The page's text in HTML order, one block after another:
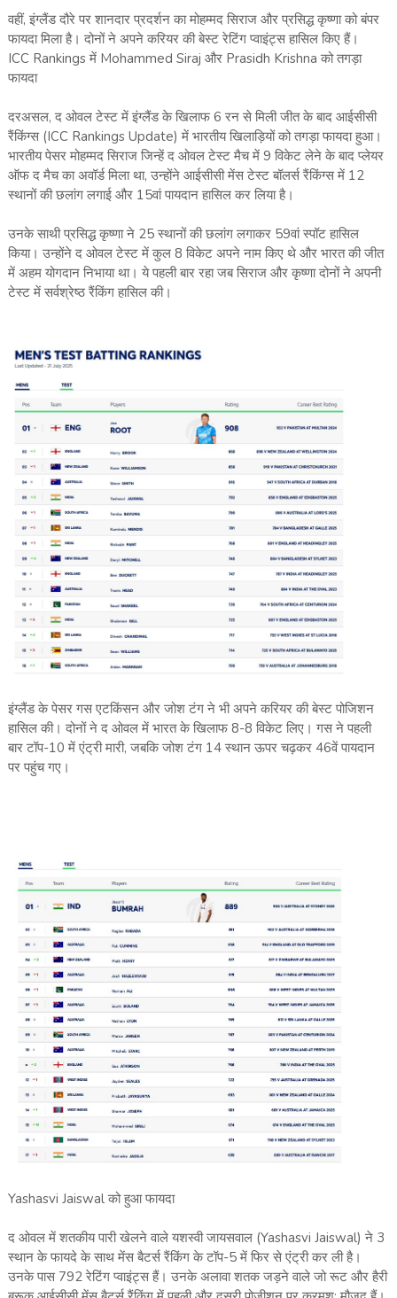
वहीं, इंग्लैंड दौरे पर शानदार प्रदर्शन का मोहम्मद सिराज और प्रसिद्ध कृष्णा को बंपर
फायदा मिला है। दोनों ने अपने करियर की बेस्ट रेटिंग प्वाइंट्स हासिल किए हैं।
ICC Rankings में Mohammed Siraj और Prasidh Krishna को तगड़ा
फायदा
दरअसल, द ओवल टेस्ट में इंग्लैंड के खिलाफ 6 रन से मिली जीत के बाद आईसीसी
रैंकिंग्स (ICC Rankings Update) में भारतीय खिलाड़ियों को तगड़ा फायदा हुआ।
भारतीय पेसर मोहम्मद सिराज जिन्हें द ओवल टेस्ट मैच में 9 विकेट लेने के बाद प्लेयर
ऑफ द मैच का अवॉर्ड मिला था, उन्होंने आईसीसी मेंस टेस्ट बॉलर्स रैंकिंग्स में 12
स्थानों की छलांग लगाई और 15वां पायदान हासिल कर लिया है।
उनके साथी प्रसिद्ध कृष्णा ने 25 स्थानों की छलांग लगाकर 59वां स्पॉट हासिल
किया। उन्होंने द ओवल टेस्ट में कुल 8 विकेट अपने नाम किए थे और भारत की जीत
में अहम योगदान निभाया था। ये पहली बार रहा जब सिराज और कृष्णा दोनों ने अपनी
टेस्ट में सर्वश्रेष्ठ रैंकिंग हासिल की।
इंग्लैंड के पेसर गस एटकिंसन और जोश टंग ने भी अपने करियर की बेस्ट पोजिशन
हासिल की। दोनों ने द ओवल में भारत के खिलाफ 8-8 विकेट लिए। गस ने पहली
बार टॉप-10 में एंट्री मारी, जबकि जोश टंग 14 स्थान ऊपर चढ़कर 46वें पायदान
पर पहुंच गए।
Yashasvi Jaiswal को हुआ फायदा
द ओवल में शतकीय पारी खेलने वाले यशस्वी जायसवाल (Yashasvi Jaiswal) ने 3
स्थान के फायदे के साथ मेंस बैटर्स रैंकिंग के टॉप-5 में फिर से एंट्री कर ली है।
उनके पास 792 रेटिंग प्वाइंट्स हैं। उनके अलावा शतक जड़ने वाले जो रूट और हैरी